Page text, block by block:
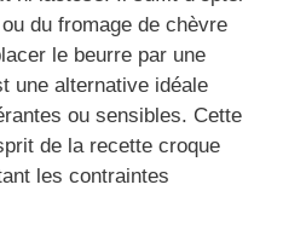
du fromage de chèvre
le beurre par une
une alternative idéale
ou sensibles. Cette
de la recette croque
les contraintes